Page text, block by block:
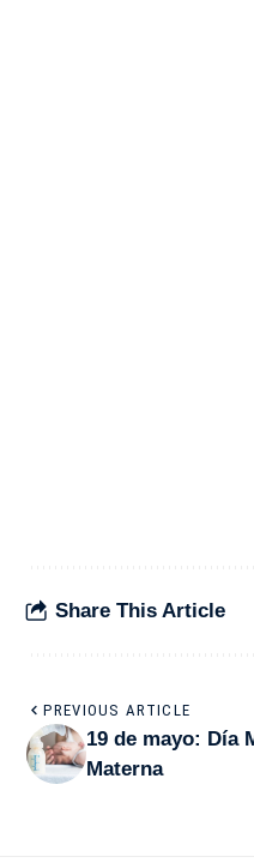
Share This Article
PREVIOUS ARTICLE
19 de mayo: Día
Materna